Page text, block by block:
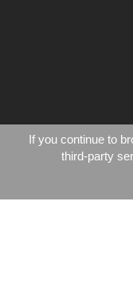
If you continue to
third-party